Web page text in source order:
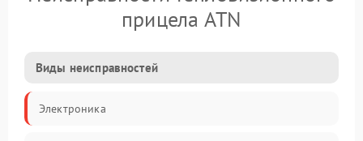
прицела ATN
Виды неисправностей
Электроника